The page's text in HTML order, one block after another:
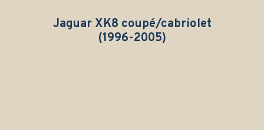
Jaguar XK8 coupé/cabriolet
(1996-2005)